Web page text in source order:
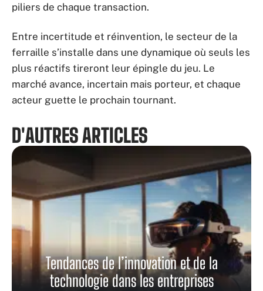
piliers de chaque transaction.
Entre incertitude et réinvention, le secteur de la
ferraille s’installe dans une dynamique où seuls les
plus réactifs tireront leur épingle du jeu. Le
marché avance, incertain mais porteur, et chaque
acteur guette le prochain tournant.
D'AUTRES ARTICLES
Tendances de l’innovation et de la
technologie dans les entreprises